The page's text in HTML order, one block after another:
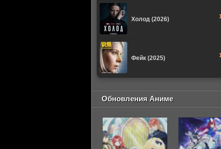
Холод (2026)
Фейк (2025)
Обновления Аниме